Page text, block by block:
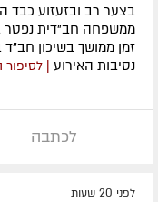
ממשפחה חב"דית
זמן ממושך בשיכון
נסיבות האירוע |
לכתבה
לפני 20 שעות